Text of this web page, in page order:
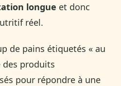
longue et donc
réel.
de pains étiquetés « au
des produits
pour répondre à une